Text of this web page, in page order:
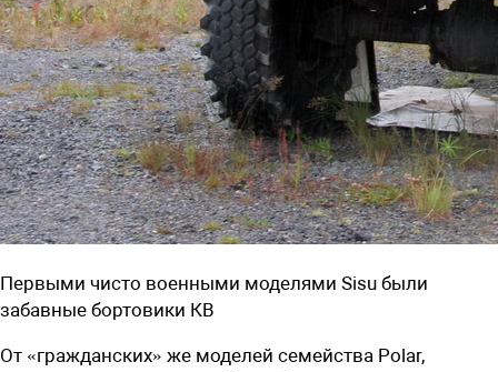
Первыми чисто военными моделями Sisu были
забавные бортовики КВ
От «гражданских» же моделей семейства Polar,